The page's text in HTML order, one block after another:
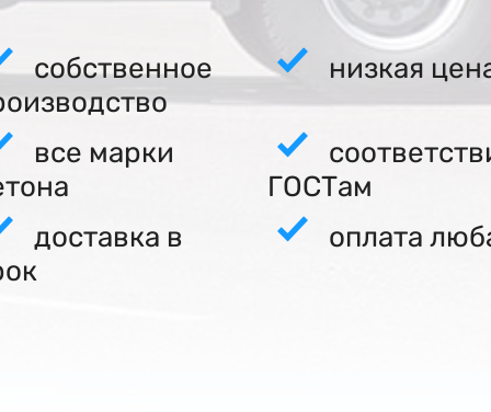
собственное
низкая
все марки
ГОСТам
доставка в
оплата